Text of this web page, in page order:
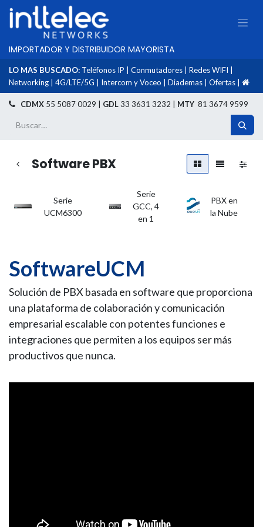
IMPORTADOR Y DISTRIBUIDOR MAYORISTA
LO MAS BUSCADO: Teléfonos IP Conmutadores Redes WIFI
Networking
4G/LTE/5G Intercom y Voceo Diademas Ofertas
CDMX 55 5087 0029 | GDL33 3631 3232 | MTY 81 3674 9599
Software PBX
Serie
UCM6300
Serie
GCC, 4
en 1
PBX en
la Nube
SoftwareUCM
Solución de PBX basada en software que proporciona
una plataforma de colaboración y comunicación
empresarial escalable con potentes funciones e
integraciones que permiten a los equipos ser más
productivos que nunca.